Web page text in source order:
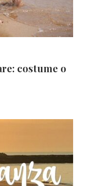
costume o